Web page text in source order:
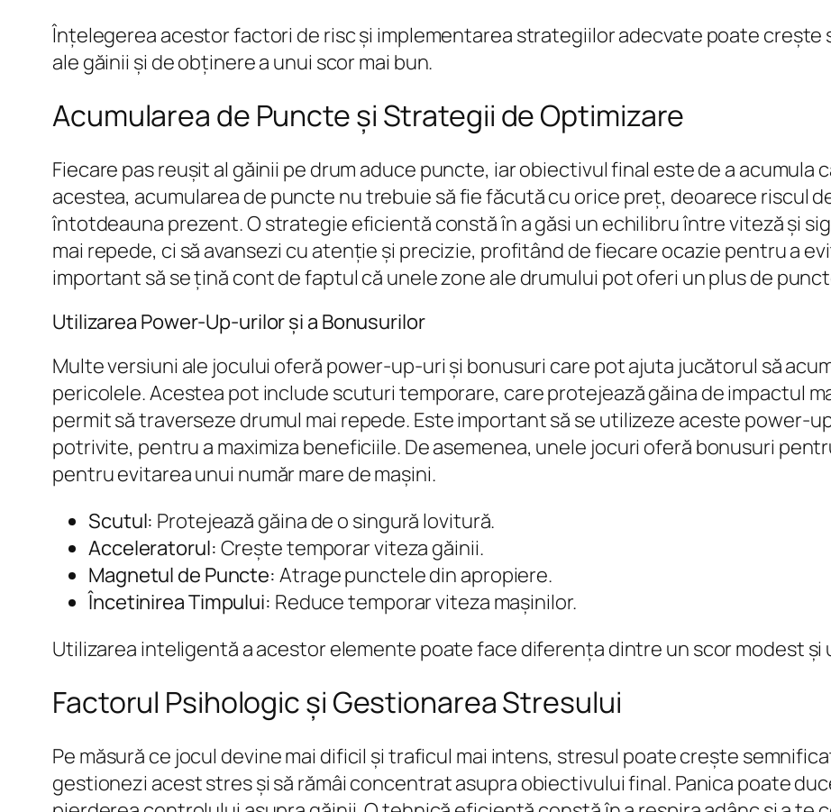
Înțelegerea acestor factori de risc și implementarea strategiilor adecvate poate
ale găinii și de obținere a unui scor mai bun.
Acumularea de Puncte și Strategii de Optimizare
Fiecare pas reușit al găinii pe drum aduce puncte, iar obiectivul final este de a acumula
acestea, acumularea de puncte nu trebuie să fie făcută cu orice preț, deoarece riscul
întotdeauna prezent. O strategie eficientă constă în a găsi un echilibru între viteză și
mai repede, ci să avansezi cu atenție și precizie, profitând de fiecare ocazie pentru a
important să se țină cont de faptul că unele zone ale drumului pot oferi un plus de
Utilizarea Power-Up-urilor și a Bonusurilor
Multe versiuni ale jocului oferă power-up-uri și bonusuri care pot ajuta jucătorul să
pericolele. Acestea pot include scuturi temporare, care protejează găina de impactul
permit să traverseze drumul mai repede. Este important să se utilizeze aceste power-
potrivite, pentru a maximiza beneficiile. De asemenea, unele jocuri oferă bonusuri
pentru evitarea unui număr mare de mașini.
Scutul: Protejează găina de o singură lovitură.
Acceleratorul: Crește temporar viteza găinii.
Magnetul de Puncte: Atrage punctele din apropiere.
Încetinirea Timpului: Reduce temporar viteza mașinilor.
Utilizarea inteligentă a acestor elemente poate face diferența dintre un scor modest și
Factorul Psihologic și Gestionarea Stresului
Pe măsură ce jocul devine mai dificil și traficul mai intens, stresul poate crește
gestionezi acest stres și să rămâi concentrat asupra obiectivului final. Panica poate